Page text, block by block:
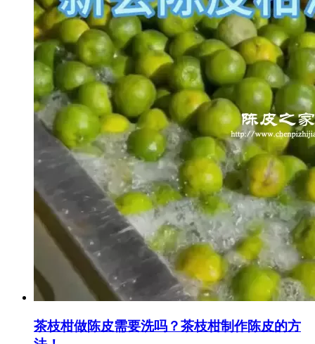
茶枝柑做陈皮需要洗吗？茶枝柑制作陈皮的方